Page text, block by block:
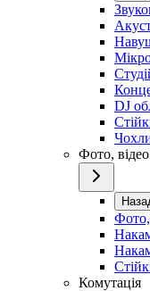
DJ
Фото, відео
Фото,
Комутація